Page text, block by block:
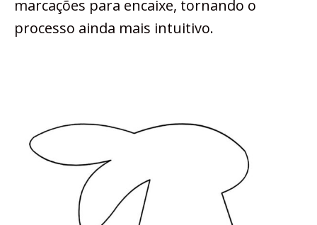
marcações para encaixe, tornando o
processo ainda mais intuitivo.